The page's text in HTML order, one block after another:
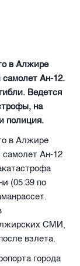
в Алжире
самолет Ан-12.
Ведется
на
полиция.
в Алжире
самолет Ан-12
(05:39 по
СМИ,
взлета.
города